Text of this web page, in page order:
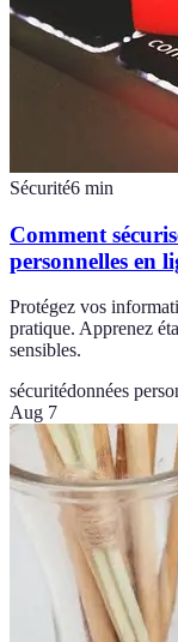
Sécurité6 min
Comment
personnelles en
Protégez vos
pratique. Apprenez
sensibles.
sécuritédonnées
Aug 7